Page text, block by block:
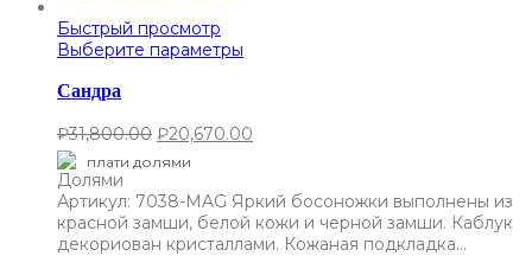
Быстрый просмотр
Выберите параметры
Сандра
₽31,800.00 ₽20,670.00
плати долями
Артикул: 7038-MAG Яркий босоножки выполнены из
красной замши, белой кожи и черной замши. Каблук
декориован кристаллами. Кожаная подкладка…